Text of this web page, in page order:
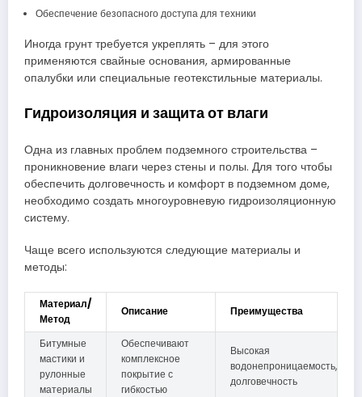
Обеспечение безопасного доступа для техники
Иногда грунт требуется укреплять – для этого
применяются свайные основания, армированные
опалубки или специальные геотекстильные материалы.
Гидроизоляция и защита от влаги
Одна из главных проблем подземного строительства –
проникновение влаги через стены и полы. Для того чтобы
обеспечить долговечность и комфорт в подземном доме,
необходимо создать многоуровневую гидроизоляционную
систему.
Чаще всего используются следующие материалы и
методы:
Материал/
Метод
Описание Преимущества
Битумные
мастики и
рулонные
материалы
Обеспечивают
комплексное
покрытие с
гибкостью
Высокая
водонепроницаемость,
долговечность